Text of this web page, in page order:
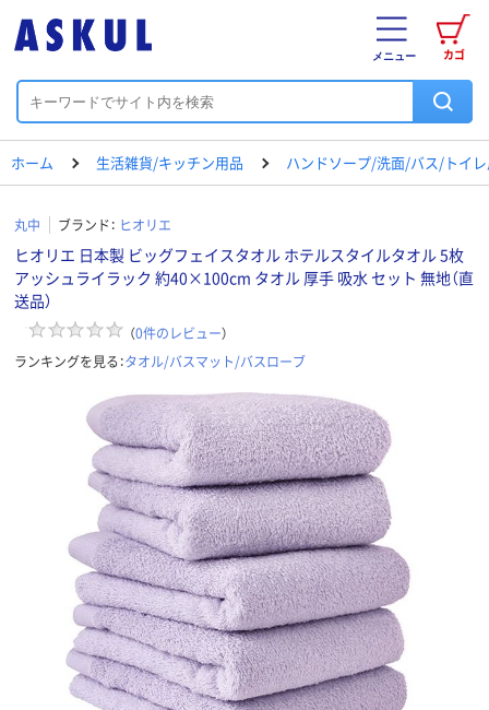
カゴ
メニュー
ホーム 生活雑貨/キッチン用品 ハンドソープ/洗面/バス/トイ
丸中 ブランド： ヒオリエ
ヒオリエ 日本製 ビッグフェイスタオル ホテルスタイルタオル 5枚
アッシュライラック 約40×100cm タオル 厚手 吸水 セット 無地（直
送品）
（0件のレビュー）
ランキングを見る：タオル/バスマット/バスローブ